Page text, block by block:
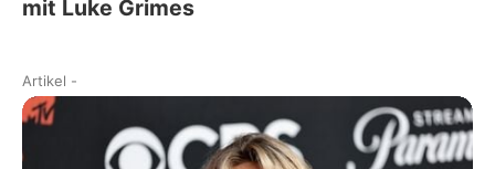
mit Luke Grimes
Artikel -